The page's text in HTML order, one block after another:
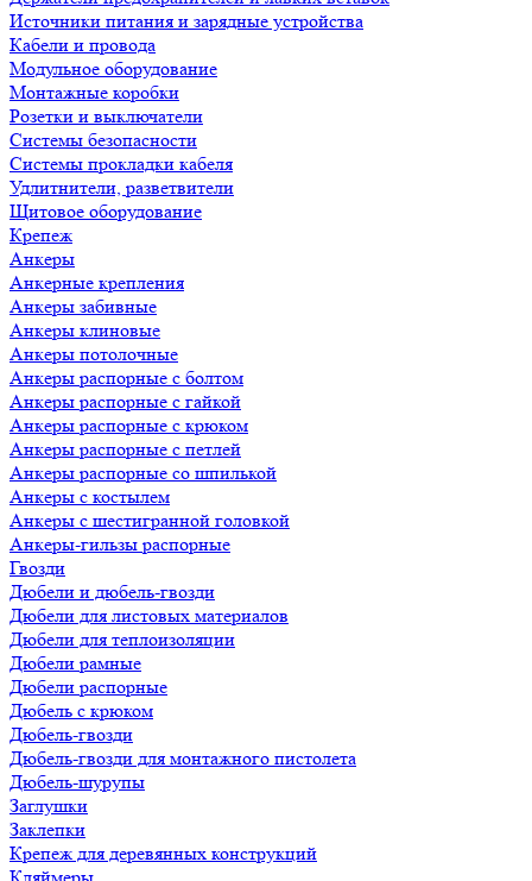
Источники питания и зарядные устройства
Кабели и провода
Модульное оборудование
Монтажные коробки
Розетки и выключатели
Системы безопасности
Системы прокладки кабеля
Удлитнители, разветвители
Щитовое оборудование
Крепеж
Анкеры
Анкерные крепления
Анкеры забивные
Анкеры клиновые
Анкеры потолочные
Анкеры распорные с болтом
Анкеры распорные с гайкой
Анкеры распорные с крюком
Анкеры распорные с петлей
Анкеры распорные со шпилькой
Анкеры с костылем
Анкеры с шестигранной головкой
Анкеры-гильзы распорные
Гвозди
Дюбели и дюбель-гвозди
Дюбели для листовых материалов
Дюбели для теплоизоляции
Дюбели рамные
Дюбели распорные
Дюбель с крюком
Дюбель-гвозди
Дюбель-гвозди для монтажного пистолета
Дюбель-шурупы
Заглушки
Заклепки
Крепеж для деревянных конструкций